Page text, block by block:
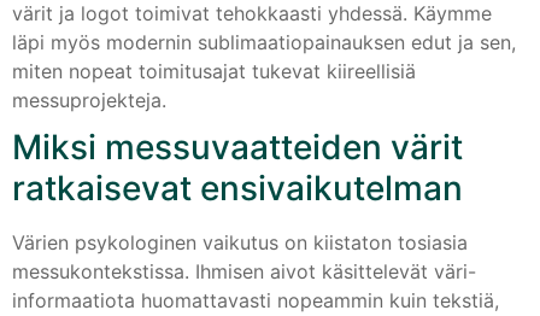
värit ja logot toimivat tehokkaasti yhdessä. Käymme
läpi myös modernin sublimaatiopainauksen edut ja sen,
miten nopeat toimitusajat tukevat kiireellisiä
messuprojekteja.
Miksi messuvaatteiden värit
ratkaisevat ensivaikutelman
Värien psykologinen vaikutus on kiistaton tosiasia
messukontekstissa. Ihmisen aivot käsittelevät väri-
informaatiota huomattavasti nopeammin kuin tekstiä,